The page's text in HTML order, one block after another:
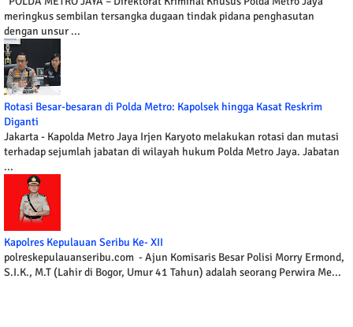
meringkus sembilan tersangka dugaan tindak pidana penghasutan
dengan unsur ...
Rotasi Besar-besaran di Polda Metro: Kapolsek hingga Kasat Reskrim
Diganti
Jakarta - Kapolda Metro Jaya Irjen Karyoto melakukan rotasi dan mutasi
terhadap sejumlah jabatan di wilayah hukum Polda Metro Jaya. Jabatan
...
Kapolres Kepulauan Seribu Ke- XII
polreskepulauanseribu.com - Ajun Komisaris Besar Polisi Morry Ermond,
S.I.K., M.T (Lahir di Bogor, Umur 41 Tahun) adalah seorang Perwira Me...